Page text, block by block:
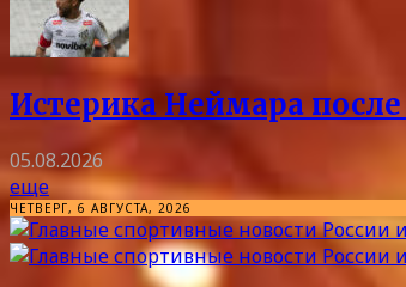
Истерика Неймара
05.08.2026
еще
ЧЕТВЕРГ, 6 АВГУСТА, 2026